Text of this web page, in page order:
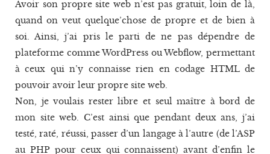
Avoir son propre site web n’est pas gratuit, loin de là,
quand on veut quelque’chose de propre et de bien à
soi. Ainsi, j’ai pris le parti de ne pas dépendre de
plateforme comme WordPress ou Webflow, permettant
à ceux qui n’y connaisse rien en codage HTML de
pouvoir avoir leur propre site web.
Non, je voulais rester libre et seul maître à bord de
mon site web. C’est ainsi que pendant deux ans, j’ai
testé, raté, réussi, passer d’un langage à l’autre (de l’ASP
au PHP pour ceux qui connaissent) avant d’enfin le